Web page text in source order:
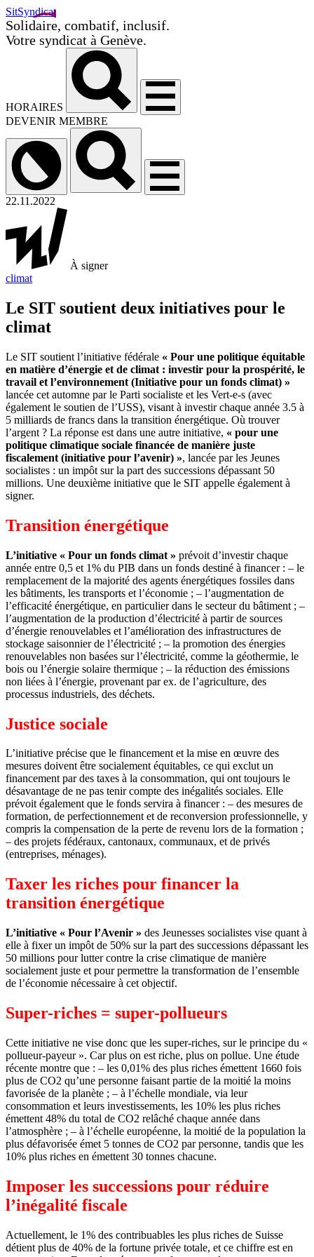
SitSyndicat
Solidaire, combatif, inclusif.
Votre syndicat à Genève.
HORAIRES
DEVENIR MEMBRE
22.11.2022
À signer
climat
Le SIT soutient deux initiatives pour le
climat
Le SIT soutient l’initiative fédérale « Pour une politique équitable
en matière d’énergie et de climat : investir pour la prospérité, le
travail et l’environnement (Initiative pour un fonds climat) »
lancée cet automne par le Parti socialiste et les Vert-e-s (avec
également le soutien de l’USS), visant à investir chaque année 3.5 à
5 milliards de francs dans la transition énergétique. Où trouver
l’argent ? La réponse est dans une autre initiative, « pour une
politique climatique sociale financée de manière juste
fiscalement (initiative pour l’avenir) », lancée par les Jeunes
socialistes : un impôt sur la part des successions dépassant 50
millions. Une deuxième initiative que le SIT appelle également à
signer.
Transition énergétique
L’initiative « Pour un fonds climat » prévoit d’investir chaque
année entre 0,5 et 1% du PIB dans un fonds destiné à financer : – le
remplacement de la majorité des agents énergétiques fossiles dans
les bâtiments, les transports et l’économie ; – l’augmentation de
l’efficacité énergétique, en particulier dans le secteur du bâtiment ; –
l’augmentation de la production d’électricité à partir de sources
d’énergie renouvelables et l’amélioration des infrastructures de
stockage saisonnier de l’électricité ; – la promotion des énergies
renouvelables non basées sur l’électricité, comme la géothermie, le
bois ou l’énergie solaire thermique ; – la réduction des émissions
non liées à l’énergie, provenant par ex. de l’agriculture, des
processus industriels, des déchets.
Justice sociale
L’initiative précise que le financement et la mise en œuvre des
mesures doivent être socialement équitables, ce qui exclut un
financement par des taxes à la consommation, qui ont toujours le
désavantage de ne pas tenir compte des inégalités sociales. Elle
prévoit également que le fonds servira à financer : – des mesures de
formation, de perfectionnement et de reconversion professionnelle, y
compris la compensation de la perte de revenu lors de la formation ;
– des projets fédéraux, cantonaux, communaux, et de privés
(entreprises, ménages).
Taxer les riches pour financer la
transition énergétique
L’initiative « Pour l’Avenir » des Jeunesses socialistes vise quant à
elle à fixer un impôt de 50% sur la part des successions dépassant les
50 millions pour lutter contre la crise climatique de manière
socialement juste et pour permettre la transformation de l’ensemble
de l’économie nécessaire à cet objectif.
Super-riches = super-pollueurs
Cette initiative ne vise donc que les super-riches, sur le principe du «
pollueur-payeur ». Car plus on est riche, plus on pollue. Une étude
récente montre que : – les 0,01% des plus riches émettent 1660 fois
plus de CO2 qu’une personne faisant partie de la moitié la moins
favorisée de la planète ; – à l’échelle mondiale, via leur
consommation et leurs investissements, les 10% les plus riches
émettent 48% du total de CO2 relâché chaque année dans
l’atmosphère ; – à l’échelle européenne, la moitié de la population la
plus défavorisée émet 5 tonnes de CO2 par personne, tandis que les
10% plus riches en émettent 30 tonnes chacune.
Imposer les successions pour réduire
l’inégalité fiscale
Actuellement, le 1% des contribuables les plus riches de Suisse
détient plus de 40% de la fortune privée totale, et ce chiffre est en